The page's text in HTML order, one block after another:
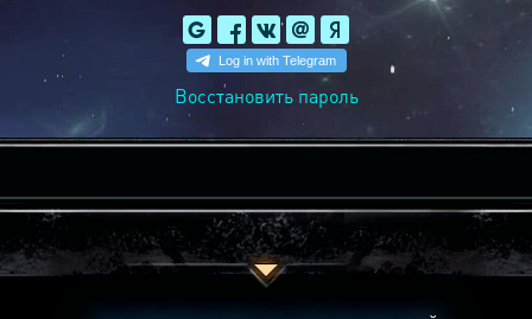
Восстановить пароль